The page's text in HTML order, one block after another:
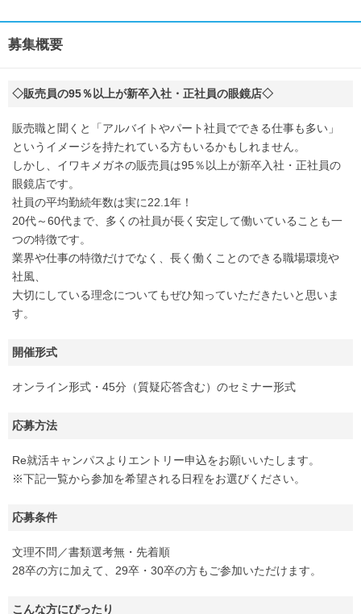
募集概要
◇販売員の95％以上が新卒入社・正社員の眼鏡店◇
販売職と聞くと「アルバイトやパート社員でできる仕事も多い」
というイメージを持たれている方もいるかもしれません。
しかし、イワキメガネの販売員は95％以上が新卒入社・正社員の
眼鏡店です。
社員の平均勤続年数は実に22.1年！
20代～60代まで、多くの社員が長く安定して働いていることも一
つの特徴です。
業界や仕事の特徴だけでなく、長く働くことのできる職場環境や
社風、
大切にしている理念についてもぜひ知っていただきたいと思いま
す。
開催形式
オンライン形式・45分（質疑応答含む）のセミナー形式
応募方法
Re就活キャンパスよりエントリー申込をお願いいたします。
※下記一覧から参加を希望される日程をお選びください。
応募条件
文理不問／書類選考無・先着順
28卒の方に加えて、29卒・30卒の方もご参加いただけます。
こんな方にぴったり